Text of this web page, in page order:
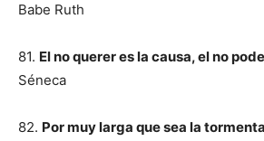
Babe Ruth
81. El no querer es la causa, el no
Séneca
82. Por muy larga que sea la